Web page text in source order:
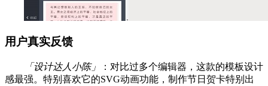
用户真实反馈
「设计达人小陈」
：对比过多个编辑器，这款的模板设计
感最强。特别喜欢它的SVG动画功能，制作节日贺卡特别出